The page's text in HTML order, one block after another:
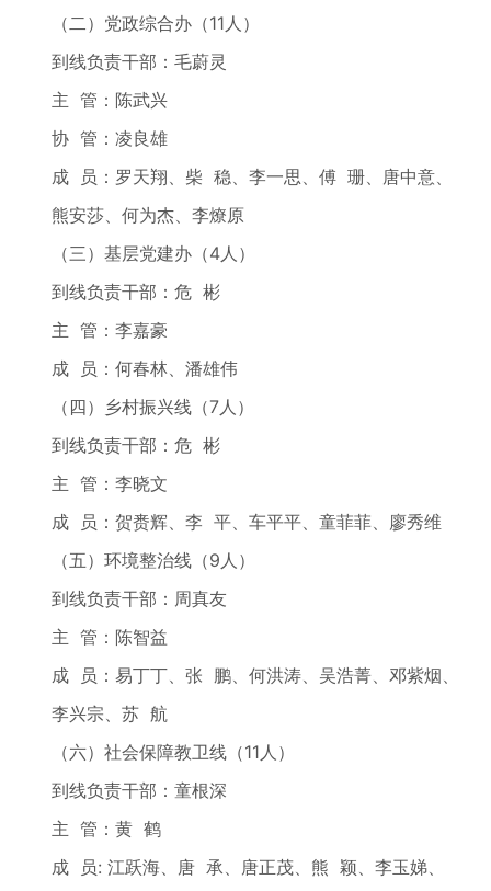
（二）党政综合办（11人）
到线负责干部：毛蔚灵
主 管：陈武兴
协 管：凌良雄
成 员：罗天翔、柴 稳、李一思、傅 珊、唐中意、
熊安莎、何为杰、李燎原
（三）基层党建办（4人）
到线负责干部：危 彬
主 管：李嘉豪
成 员：何春林、潘雄伟
（四）乡村振兴线（7人）
到线负责干部：危 彬
主 管：李晓文
成 员：贺赉辉、李 平、车平平、童菲菲、廖秀维
（五）环境整治线（9人）
到线负责干部：周真友
主 管：陈智益
成 员：易丁丁、张 鹏、何洪涛、吴浩菁、邓紫烟、
李兴宗、苏 航
（六）社会保障教卫线（11人）
到线负责干部：童根深
主 管：黄 鹤
成 员: 江跃海、唐 承、唐正茂、熊 颖、李玉娣、